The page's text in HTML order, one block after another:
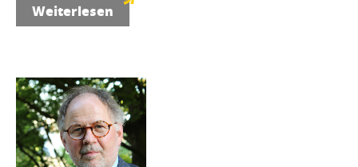
Weiterlesen